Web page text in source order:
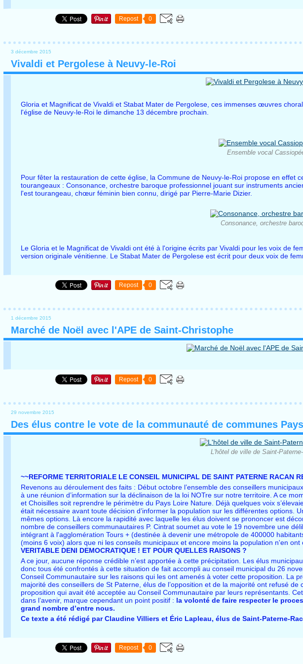
Repost 0
3 décembre 2015
Vivaldi et Pergolese à Neuvy-le-Roi
Gloria et Magnificat de Vivaldi et Stabat Mater de Pergolese, ces immenses œuvres
l'église de Neuvy-le-Roi le dimanche 13 décembre prochain.
Ensemble vocal
Pour fêter la restauration de cette église, la Commune de Neuvy-le-Roi propose en effet
tourangeaux : Consonance, orchestre baroque professionnel jouant sur instruments
l'est tourangeau, chœur féminin bien connu, dirigé par Pierre-Marie Dizier.
Consonance, orchestre
Le Gloria et le Magnificat de Vivaldi ont été à l'origine écrits par Vivaldi pour les voix de
version originale vénitienne. Le Stabat Mater de Pergolese est écrit pour deux voix de
Repost 0
1 décembre 2015
Marché de Noël avec l'APE de Saint-Christophe
Repost 0
29 novembre 2015
Des élus contre le vote de la communauté de communes
L'hôtel de ville de Saint-
~~REFORME TERRITORIALE LE CONSEIL MUNICIPAL DE SAINT PATERNE RACAN
Revenons au déroulement des faits : Début octobre l’ensemble des conseillers
à une réunion d’information sur la déclinaison de la loi NOTre sur notre territoire. A ce
et Choisilles soit reprendre le périmètre du Pays Loire Nature. Déjà quelques voix
était nécessaire avant toute décision d’informer la population sur les différentes options.
mêmes options. Là encore la rapidité avec laquelle les élus doivent se prononcer est
nombre de conseillers communautaires P. Cintrat soumet au vote le 19 novembre une
intégrant à l'agglomération Tours + (destinée à devenir une métropole de 400000
(moins 6 voix) alors que ni les conseils municipaux et encore moins la population n'en
VERITABLE DENI DEMOCRATIQUE ! ET POUR QUELLES RAISONS ?
A ce jour, aucune réponse crédible n’est apportée à cette précipitation. Les élus
donc tous été confrontés à cette situation de fait accompli au conseil municipal du 26
Conseil Communautaire sur les raisons qui les ont amenés à voter cette proposition. La
majorité des conseillers de St Paterne, élus de l’opposition et de la majorité ont refusé
proposition qui avait été acceptée au Conseil Communautaire par leurs représentants.
dans l’avenir, marque cependant un point positif : la volonté de faire respecter le
grand nombre d’entre nous.
Ce texte a été rédigé par Claudine Villiers et Éric Lapleau, élus de Saint-Paterne-
Repost 0